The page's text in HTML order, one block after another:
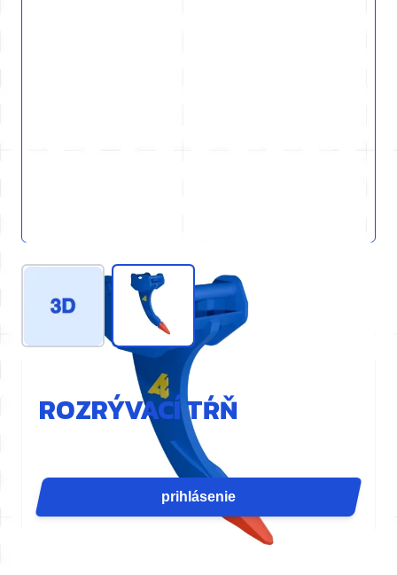
View larger imageView larger image
ROZRÝVACÍ TŔŇ
Zub rozrývača D21 sústreďuje silu valca do jedného
bodu pre maximálny prienik. Je ideálny na búranie
dosiek, drážkovanie, rozrývanie v lomoch alebo
vykoreňovanie. Dostupné pre rýpadlá od 6 do 12
prihlásenie